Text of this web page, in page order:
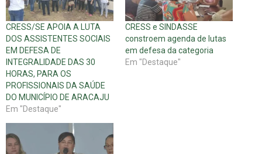
CRESS/SE APOIA A LUTA
DOS ASSISTENTES SOCIAIS
EM DEFESA DE
INTEGRALIDADE DAS 30
HORAS, PARA OS
PROFISSIONAIS DA SAÚDE
DO MUNICÍPIO DE ARACAJU
Em "Destaque"
CRESS e SINDASSE
constroem agenda de lutas
em defesa da categoria
Em "Destaque"